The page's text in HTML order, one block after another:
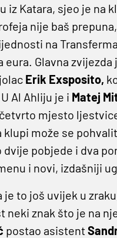
iz Katara, sjeo je na
nije baš
na
Glavna zvijezda
Erik Exsposito,
Al Ahliju je i Matej
mjesto
može se
pobjede i dva
i novi, izdašniji
to još uvijek u
neki znak što je na
postao asistent